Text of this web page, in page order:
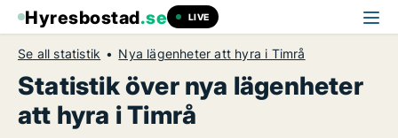
Hyresbostad.se LIVE
Se all statistik Nya lägenheter att hyra i Timrå
Statistik över nya lägenheter
att hyra i Timrå